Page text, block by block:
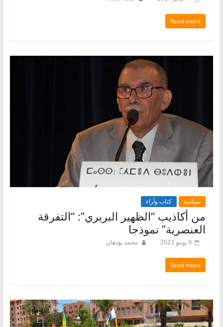
Read more
سياسة كتاب وآراء
من أكاذيب “الظهير البربري”: “التفرقة
العنصرية” نموذجا
9 يونيو 2023 محمد بودهان
Read more